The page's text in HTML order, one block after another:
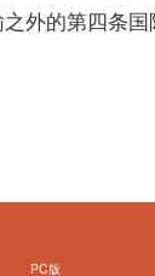
外的第四条国
PC版